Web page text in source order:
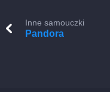
Inne samouczki
Pandora